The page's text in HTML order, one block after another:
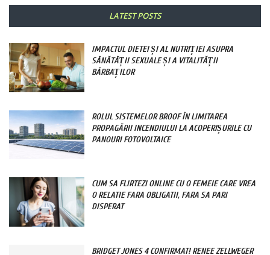
LATEST POSTS
IMPACTUL DIETEI ȘI AL NUTRIȚIEI ASUPRA
SĂNĂTĂȚII SEXUALE ȘI A VITALITĂȚII
BĂRBAȚILOR
ROLUL SISTEMELOR BROOF ÎN LIMITAREA
PROPAGĂRII INCENDIULUI LA ACOPERIȘURILE CU
PANOURI FOTOVOLTAICE
CUM SA FLIRTEZI ONLINE CU O FEMEIE CARE VREA
O RELATIE FARA OBLIGATII, FARA SA PARI
DISPERAT
BRIDGET JONES 4 CONFIRMAT! RENEE ZELLWEGER